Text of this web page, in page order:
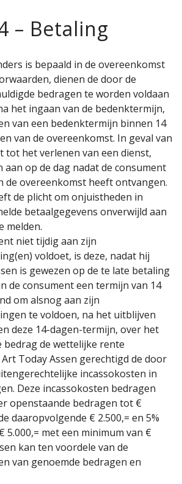
– Betaling
is bepaald in de overeenkomst
dienen de door de
bedragen te worden voldaan
het ingaan van de bedenktermijn,
van een bedenktermijn binnen 14
van de overeenkomst. In geval van
tot het verlenen van een dienst,
aan op de dag nadat de consument
de overeenkomst heeft ontvangen.
de plicht om onjuistheden in
betaalgegevens onverwijld aan
melden.
niet tijdig aan zijn
voldoet, is deze, nadat hij
is gewezen op de te late betaling
de consument een termijn van 14
om alsnog aan zijn
te voldoen, na het uitblijven
deze 14-dagen-termijn, over het
bedrag de wettelijke rente
Today Assen gerechtigd de door
incassokosten in
Deze incassokosten bedragen
openstaande bedragen tot €
daaropvolgende € 2.500,= en 5%
5.000,= met een minimum van €
kan ten voordele van de
van genoemde bedragen en